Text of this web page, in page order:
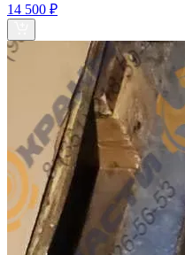
14 500 ₽